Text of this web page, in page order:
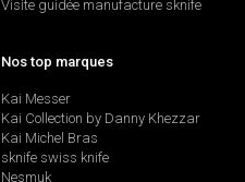
Visite guidée manufacture sknife
Nos top marques
Kai Messer
Kai Collection by Danny Khezzar
Kai Michel Bras
sknife swiss knife
Nesmuk